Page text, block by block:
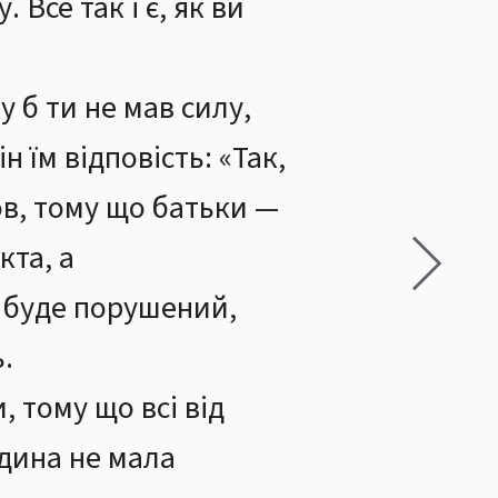
б ти не мав силу,
відповість: «Так,
тому що батьки —
а
буде порушений,
тому що всі від
не мала